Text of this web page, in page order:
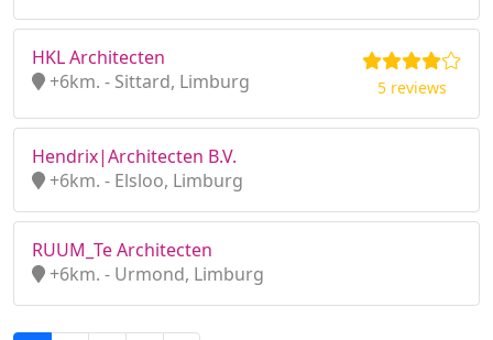
HKL Architecten
+6km. - Sittard, Limburg
5 reviews
Hendrix|Architecten B.V.
+6km. - Elsloo, Limburg
RUUM_Te Architecten
+6km. - Urmond, Limburg